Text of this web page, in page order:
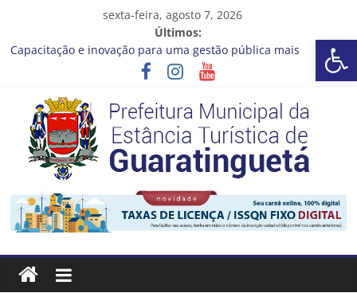
Barra de Ferramentas Aberta
sexta-feira, agosto 7, 2026
Últimos:
Capacitação e inovação para uma gestão pública mais
Seu próximo emprego pode estar mais perto do que você
imagina
Novo curso no Qualifica Guará
Prefeitura de Guaratinguetá divulga novo cronograma dos
editais da PNAB
Guaratinguetá realizará ação de vacinação contra a Febre
Amarela na região da Rocinha
Prefeitura
Estância